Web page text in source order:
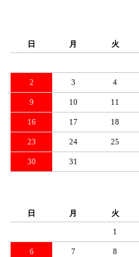
日 月 火
2 3 4
9 10 11
16 17 18
23 24 25
30 31
日 月 火
1
6 7 8